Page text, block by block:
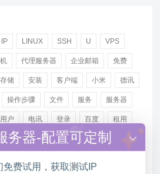
IP LINUX SSH U VPS
代理服务器 企业邮箱 免费
存储 安装 客户端 小米 德讯
操作步骤 文件 服务 服务器
用户 电讯 登录 百度 租用
虚拟主机 证书 配置 阿里
务器-配置可定制
免费试用，获取测试IP